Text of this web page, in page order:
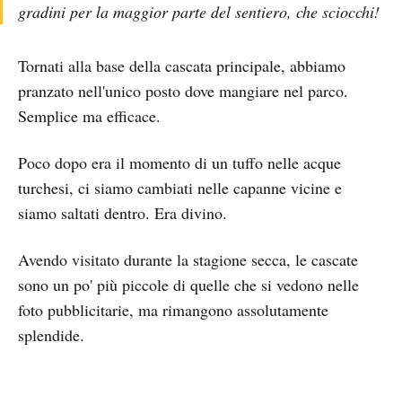
gradini per la maggior parte del sentiero, che sciocchi!
Tornati alla base della cascata principale, abbiamo
pranzato nell'unico posto dove mangiare nel parco.
Semplice ma efficace.
Poco dopo era il momento di un tuffo nelle acque
turchesi, ci siamo cambiati nelle capanne vicine e
siamo saltati dentro. Era divino.
Avendo visitato durante la stagione secca, le cascate
sono un po' più piccole di quelle che si vedono nelle
foto pubblicitarie, ma rimangono assolutamente
splendide.